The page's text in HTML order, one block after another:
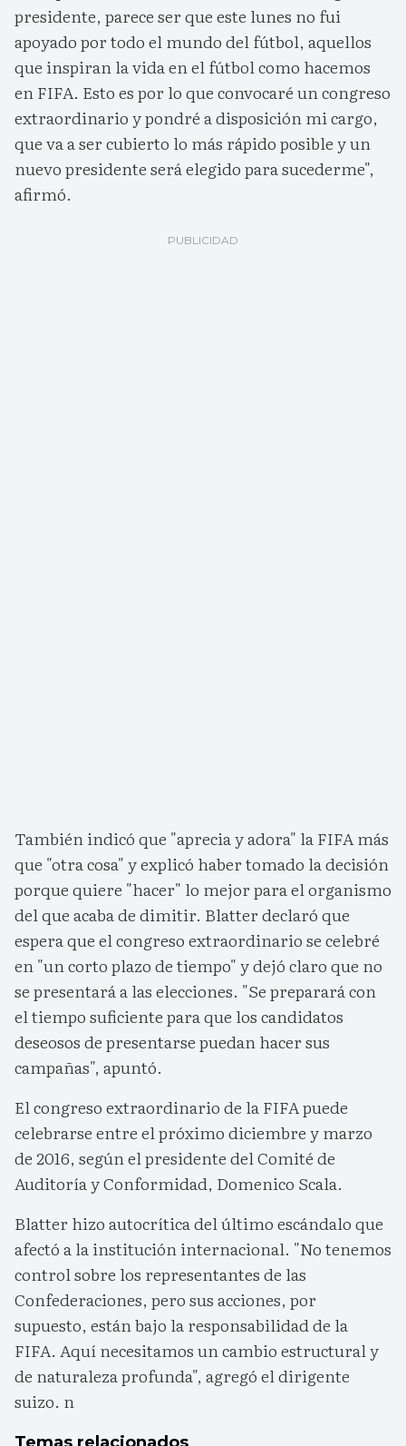
presidente, parece ser que este lunes no fui
apoyado por todo el mundo del fútbol, aquellos
que inspiran la vida en el fútbol como hacemos
en FIFA. Esto es por lo que convocaré un congreso
extraordinario y pondré a disposición mi cargo,
que va a ser cubierto lo más rápido posible y un
nuevo presidente será elegido para sucederme",
afirmó.
También indicó que "aprecia y adora" la FIFA más
que "otra cosa" y explicó haber tomado la decisión
porque quiere "hacer" lo mejor para el organismo
del que acaba de dimitir. Blatter declaró que
espera que el congreso extraordinario se celebré
en "un corto plazo de tiempo" y dejó claro que no
se presentará a las elecciones. "Se preparará con
el tiempo suficiente para que los candidatos
deseosos de presentarse puedan hacer sus
campañas", apuntó.
El congreso extraordinario de la FIFA puede
celebrarse entre el próximo diciembre y marzo
de 2016, según el presidente del Comité de
Auditoría y Conformidad, Domenico Scala.
Blatter hizo autocrítica del último escándalo que
afectó a la institución internacional. "No tenemos
control sobre los representantes de las
Confederaciones, pero sus acciones, por
supuesto, están bajo la responsabilidad de la
FIFA. Aquí necesitamos un cambio estructural y
de naturaleza profunda", agregó el dirigente
suizo. n